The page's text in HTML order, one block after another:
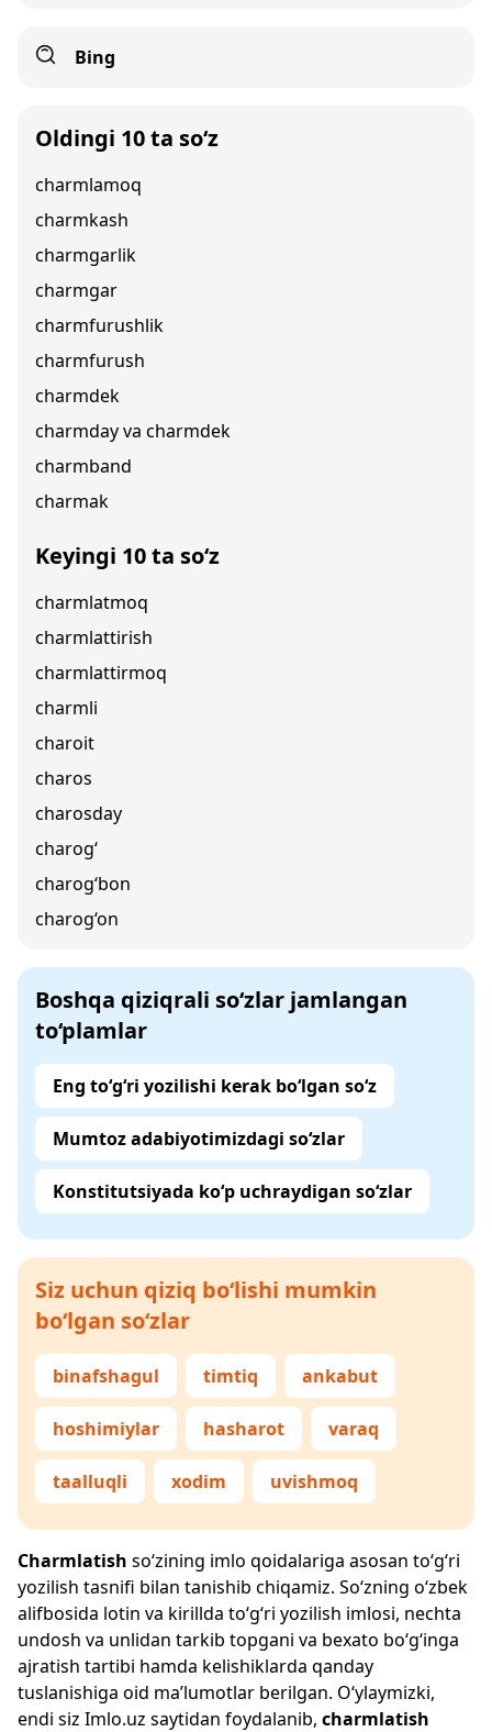
Bing
Oldingi 10 ta so‘z
charmlamoq
charmkash
charmgarlik
charmgar
charmfurushlik
charmfurush
charmdek
charmday va charmdek
charmband
charmak
Keyingi 10 ta so‘z
charmlatmoq
charmlattirish
charmlattirmoq
charmli
charoit
charos
charosday
charog‘
charog‘bon
charog‘on
Boshqa qiziqrali so‘zlar jamlangan
to‘plamlar
Eng to‘g‘ri yozilishi kerak bo‘lgan so‘z
Mumtoz adabiyotimizdagi so‘zlar
Konstitutsiyada ko‘p uchraydigan so‘zlar
Siz uchun qiziq bo‘lishi mumkin
bo‘lgan so‘zlar
binafshagul timtiq ankabut
hoshimiylar hasharot varaq
taalluqli xodim uvishmoq
Charmlatish so‘zining imlo qoidalariga asosan to‘g‘ri
yozilish tasnifi bilan tanishib chiqamiz. So‘zning o‘zbek
alifbosida lotin va kirillda to‘g‘ri yozilish imlosi, nechta
undosh va unlidan tarkib topgani va bexato bo‘g‘inga
ajratish tartibi hamda kelishiklarda qanday
tuslanishiga oid ma’lumotlar berilgan. O‘ylaymizki,
endi siz Imlo.uz saytidan foydalanib, charmlatish